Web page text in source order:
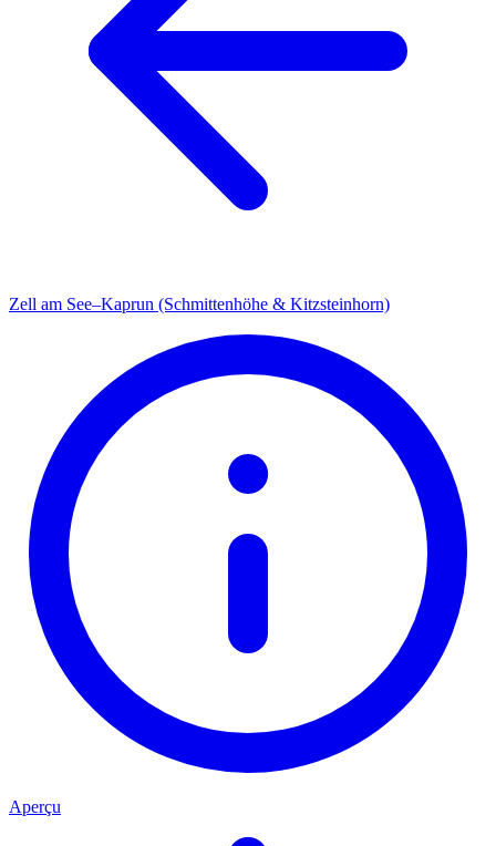
Zell am See–Kaprun (Schmittenhöhe & Kitzsteinhorn)
Aperçu